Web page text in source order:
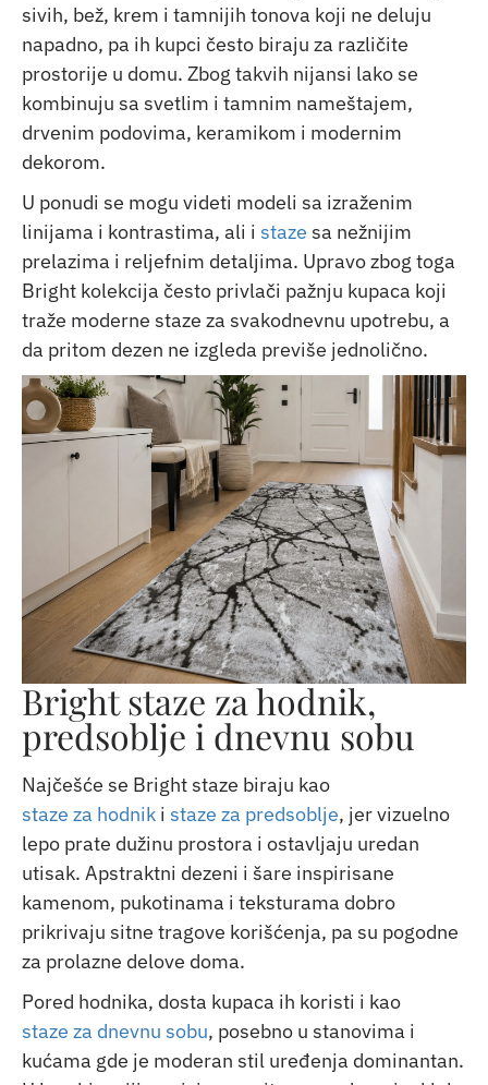
sivih, bež, krem i tamnijih tonova koji ne deluju
napadno, pa ih kupci često biraju za različite
prostorije u domu. Zbog takvih nijansi lako se
kombinuju sa svetlim i tamnim nameštajem,
drvenim podovima, keramikom i modernim
dekorom.
U ponudi se mogu videti modeli sa izraženim
linijama i kontrastima, ali i staze sa nežnijim
prelazima i reljefnim detaljima. Upravo zbog toga
Bright kolekcija često privlači pažnju kupaca koji
traže moderne staze za svakodnevnu upotrebu, a
da pritom dezen ne izgleda previše jednolično.
Bright staze za hodnik,
predsoblje i dnevnu sobu
Najčešće se Bright staze biraju kao
staze za hodnik i staze za predsoblje, jer vizuelno
lepo prate dužinu prostora i ostavljaju uredan
utisak. Apstraktni dezeni i šare inspirisane
kamenom, pukotinama i teksturama dobro
prikrivaju sitne tragove korišćenja, pa su pogodne
za prolazne delove doma.
Pored hodnika, dosta kupaca ih koristi i kao
staze za dnevnu sobu, posebno u stanovima i
kućama gde je moderan stil uređenja dominantan.